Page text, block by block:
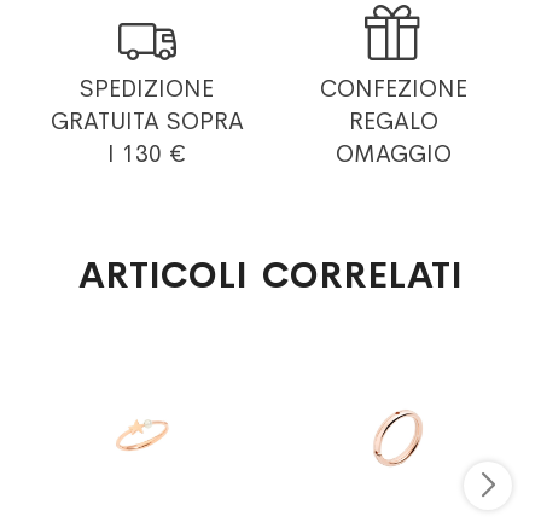

SPEDIZIONE
GRATUITA SOPRA
I 130 €

CONFEZIONE
REGALO
OMAGGIO
ARTICOLI CORRELATI